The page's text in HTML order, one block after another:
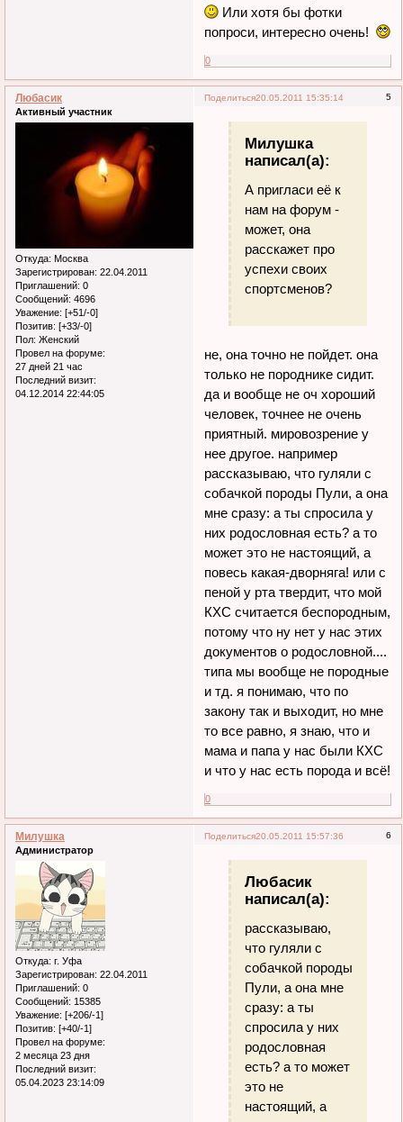
Или хотя бы фотки
попроси, интересно очень!
0
Поделиться 5
20.05.2011 15:35:14
Любасик
Активный участник
Откуда: Москва
Зарегистрирован: 22.04.2011
Приглашений: 0
Сообщений: 4696
Уважение: [+51/-0]
Позитив: [+33/-0]
Пол: Женский
Провел на форуме:
27 дней 21 час
Последний визит:
04.12.2014 22:44:05
Милушка
написал(а):
А пригласи её к
нам на форум -
может, она
расскажет про
успехи своих
спортсменов?
не, она точно не пойдет. она
только не породнике сидит.
да и вообще не оч хороший
человек, точнее не очень
приятный. мировозрение у
нее другое. например
рассказываю, что гуляли с
собачкой породы Пули, а она
мне сразу: а ты спросила у
них родословная есть? а то
может это не настоящий, а
повесь какая-дворняга! или с
пеной у рта твердит, что мой
КХС считается беспородным,
потому что ну нет у нас этих
документов о родословной....
типа мы вообще не породные
и тд. я понимаю, что по
закону так и выходит, но мне
то все равно, я знаю, что и
мама и папа у нас были КХС
и что у нас есть порода и всё!
0
Поделиться 6
20.05.2011 15:57:36
Милушка
Администратор
Откуда: г. Уфа
Зарегистрирован: 22.04.2011
Приглашений: 0
Сообщений: 15385
Уважение: [+206/-1]
Позитив: [+40/-1]
Провел на форуме:
2 месяца 23 дня
Последний визит:
05.04.2023 23:14:09
Любасик
написал(а):
рассказываю,
что гуляли с
собачкой породы
Пули, а она мне
сразу: а ты
спросила у них
родословная
есть? а то может
это не
настоящий, а